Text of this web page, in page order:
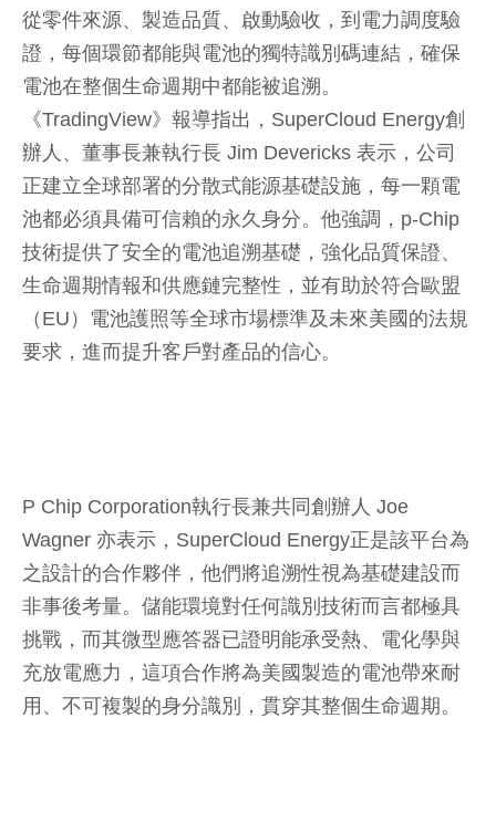
從零件來源、製造品質、啟動驗收，到電力調度驗
證，每個環節都能與電池的獨特識別碼連結，確保
電池在整個生命週期中都能被追溯。
《TradingView》報導指出，SuperCloud Energy創
辦人、董事長兼執行長 Jim Devericks 表示，公司
正建立全球部署的分散式能源基礎設施，每一顆電
池都必須具備可信賴的永久身分。他強調，p-Chip
技術提供了安全的電池追溯基礎，強化品質保證、
生命週期情報和供應鏈完整性，並有助於符合歐盟
（EU）電池護照等全球市場標準及未來美國的法規
要求，進而提升客戶對產品的信心。
P Chip Corporation執行長兼共同創辦人 Joe
Wagner 亦表示，SuperCloud Energy正是該平台為
之設計的合作夥伴，他們將追溯性視為基礎建設而
非事後考量。儲能環境對任何識別技術而言都極具
挑戰，而其微型應答器已證明能承受熱、電化學與
充放電應力，這項合作將為美國製造的電池帶來耐
用、不可複製的身分識別，貫穿其整個生命週期。